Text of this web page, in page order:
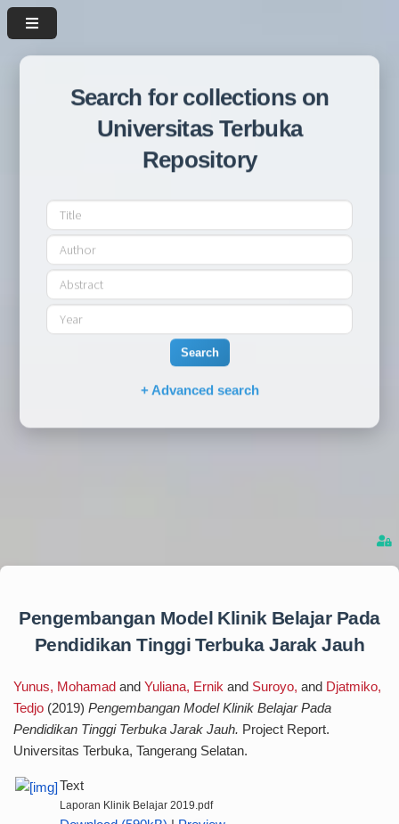
Search for collections on
Universitas Terbuka
Repository
Search
+ Advanced search
Pengembangan Model Klinik Belajar Pada
Pendidikan Tinggi Terbuka Jarak Jauh
Yunus, Mohamad and Yuliana, Ernikand Suroyo, and Djatmiko,
Tedjo(2019) Pengembangan Model Klinik Belajar Pada
Pendidikan Tinggi Terbuka Jarak Jauh. Project Report.
Universitas Terbuka, Tangerang Selatan.
Text
Laporan Klinik Belajar 2019.pdf